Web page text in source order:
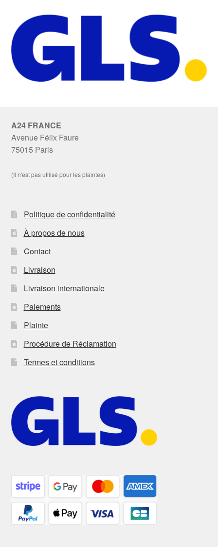
A24 FRANCE
Avenue Félix Faure
75015 Paris
(Il n'est pas utilisé pour les plaintes)
Politique de confidentialité
À propos de nous
Contact
Livraison
Livraison internationale
Paiements
Plainte
Procédure de Réclamation
Termes et conditions